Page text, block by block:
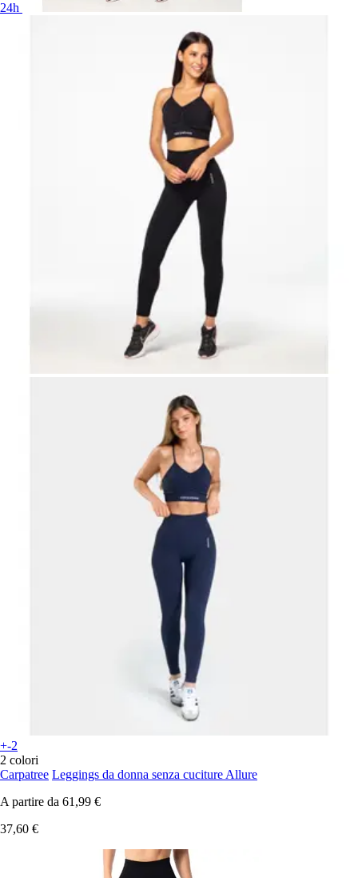
24h
+-2
2 colori
Carpatree Leggings da donna senza cuciture Allure
A partire da 61,99 €
37,60 €